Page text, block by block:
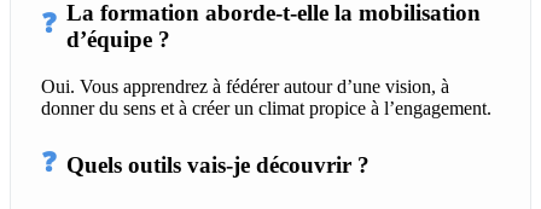
❓ La formation aborde-t-elle la mobilisation
d’équipe ?
Oui. Vous apprendrez à fédérer autour d’une vision, à
donner du sens et à créer un climat propice à l’engagement.
❓ Quels outils vais-je découvrir ?